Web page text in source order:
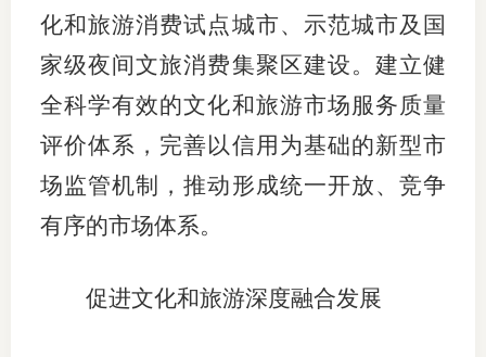
化和旅游消费试点城市、示范城市及国
家级夜间文旅消费集聚区建设。建立健
全科学有效的文化和旅游市场服务质量
评价体系，完善以信用为基础的新型市
场监管机制，推动形成统一开放、竞争
有序的市场体系。
促进文化和旅游深度融合发展